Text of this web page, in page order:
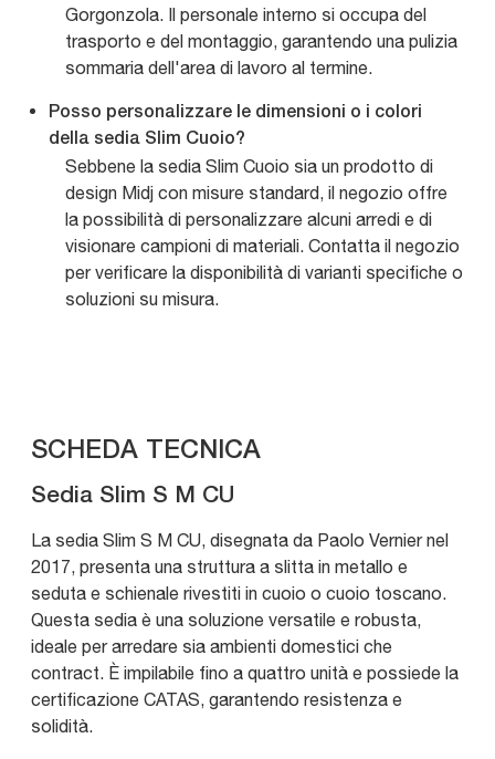
Gorgonzola. Il personale interno si occupa del
trasporto e del montaggio, garantendo una pulizia
sommaria dell'area di lavoro al termine.
Posso personalizzare le dimensioni o i colori
della sedia Slim Cuoio?
Sebbene la sedia Slim Cuoio sia un prodotto di
design Midj con misure standard, il negozio offre
la possibilità di personalizzare alcuni arredi e di
visionare campioni di materiali. Contatta il negozio
per verificare la disponibilità di varianti specifiche o
soluzioni su misura.
SCHEDA TECNICA
Sedia Slim S M CU
La sedia Slim S M CU, disegnata da Paolo Vernier nel
2017, presenta una struttura a slitta in metallo e
seduta e schienale rivestiti in cuoio o cuoio toscano.
Questa sedia è una soluzione versatile e robusta,
ideale per arredare sia ambienti domestici che
contract. È impilabile fino a quattro unità e possiede la
certificazione CATAS, garantendo resistenza e
solidità.